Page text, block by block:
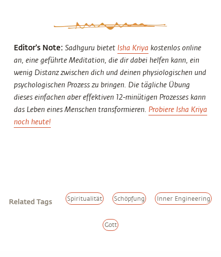
Editor's Note: Sadhguru bietet Isha Kriya kostenlos online
an, eine geführte Meditation, die dir dabei helfen kann, ein
wenig Distanz zwischen dich und deinen physiologischen und
psychologischen Prozess zu bringen. Die tägliche Übung
dieses einfachen aber effektiven 12-minütigen Prozesses kann
das Leben eines Menschen transformieren. Probiere Isha Kriya
noch heute!
Related Tags Spiritualität Schöpfung Inner Engineering
Gott